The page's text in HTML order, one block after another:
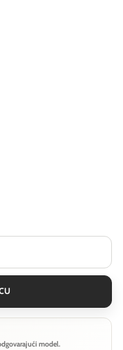
Ideal Lux ATLAS
model.